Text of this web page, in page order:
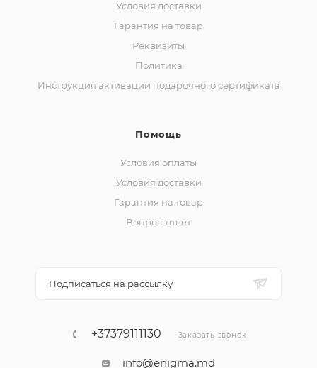
Условия доставки
Гарантия на товар
Реквизиты
Политика
Инструкция активации подарочного сертификата
Помощь
Условия оплаты
Условия доставки
Гарантия на товар
Вопрос-ответ
Подписаться на рассылку
+37379111130 Заказать звонок
info@enigma.md